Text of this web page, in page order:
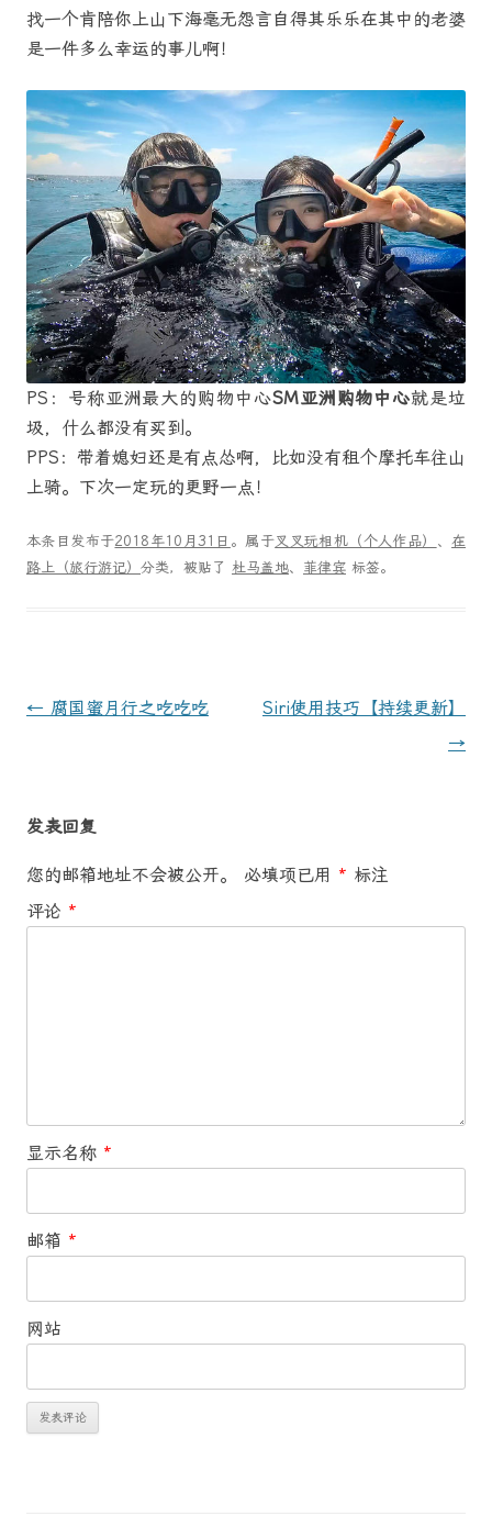
找一个肯陪你上山下海毫无怨言自得其乐乐在其中的老婆
是一件多么幸运的事儿啊！
PS：号称亚洲最大的购物中心SM亚洲购物中心就是垃
圾，什么都没有买到。
PPS：带着媳妇还是有点怂啊，比如没有租个摩托车往山
上骑。下次一定玩的更野一点！
本条目发布于2018年10月31日 。属于叉叉玩相机（个人作品） 、在
路上（旅行游记） 分类，被贴了 杜马盖地、 菲律宾 标签。
文
航
← 腐国蜜月行之吃吃吃
Siri使用技巧【持续更新】
→
发表回复
您的邮箱地址不会被公开。 必填项已用 * 标注
评论 *
显示名称 *
邮箱 *
网站